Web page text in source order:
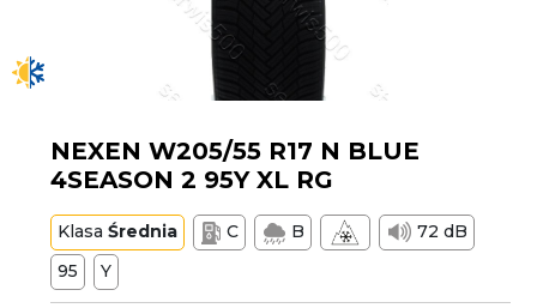
NEXEN W205/55 R17 N BLUE
4SEASON 2 95Y XL RG
KlasaŚrednia C B
72 dB
95
Y